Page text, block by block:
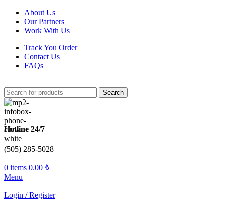
About Us
Our Partners
Work With Us
Track You Order
Contact Us
FAQs
Search
Hotline 24/7
(505) 285-5028
0 items 0.00 ₺
Menu
Login / Register